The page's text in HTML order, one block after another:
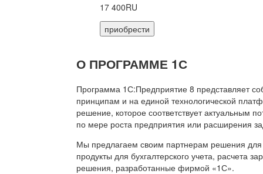
17 400RU
приобрести
О ПРОГРАММЕ 1С
Программа 1С:Предприятие 8 представляет
принципам и на единой технологической
решение, которое соответствует актуальным
по мере роста предприятия или расширения
Мы предлагаем своим партнерам решения для
продукты для бухгалтерского учета, расчета
решения, разработанные фирмой «1С».